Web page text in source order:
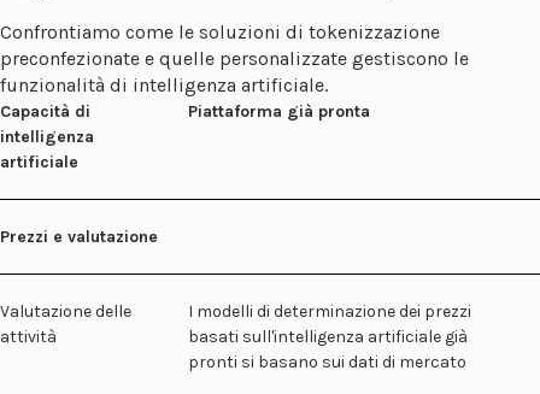
Confrontiamo come le soluzioni di tokenizzazione
preconfezionate e quelle personalizzate gestiscono le
funzionalità di intelligenza artificiale.
Capacità di
intelligenza
artificiale
Piattaforma già pronta
Prezzi e valutazione
Valutazione delle
attività
I modelli di determinazione dei prezzi
basati sull'intelligenza artificiale già
pronti si basano sui dati di mercato